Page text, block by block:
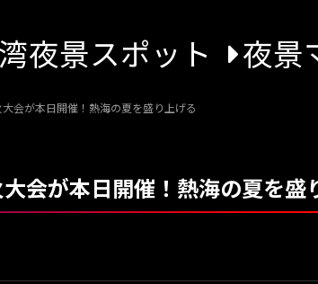
夜景スポット 夜景
会が本日開催！熱海の夏を盛り上げる
会が本日開催！熱海の夏を盛